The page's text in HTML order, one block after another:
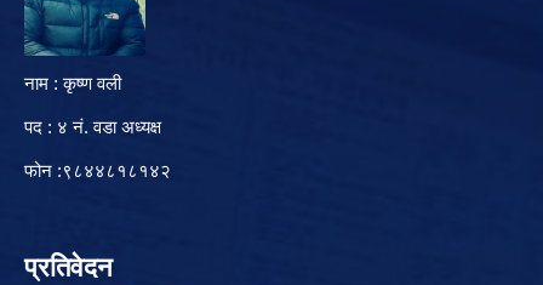
नाम : कृष्ण वली
पद : ४ नं. वडा अध्यक्ष
फोन :९८४४८१८१४२
प्रतिवेदन